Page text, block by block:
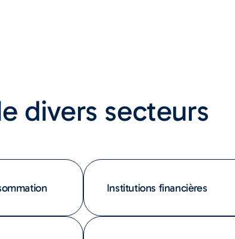
divers secteurs
Institutions financières